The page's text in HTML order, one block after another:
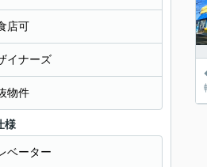
店可
イナーズ
物件
様
ベーター